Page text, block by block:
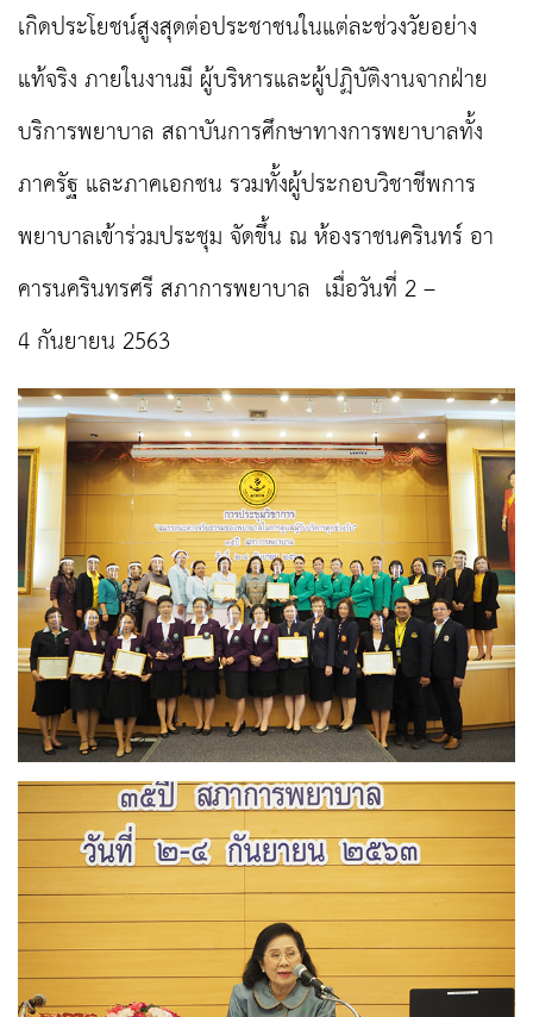
เกิดประโยชน์สูงสุดต่อประชาชนในแต่ละช่วงวัยอย่าง
แท้จริง ภายในงานมี ผู้บริหารและผู้ปฏิบัติงานจากฝ่าย
บริการพยาบาล สถาบันการศึกษาทางการพยาบาลทั้ง
ภาครัฐ และภาคเอกชน รวมทั้งผู้ประกอบวิชาชีพการ
พยาบาลเข้าร่วมประชุม จัดขึ้น ณ ห้องราชนครินทร์ อา
คารนครินทรศรี สภาการพยาบาล เมื่อวันที่ 2 –
4 กันยายน 2563